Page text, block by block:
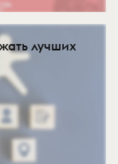
лучших